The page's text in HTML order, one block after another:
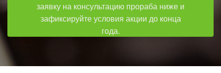
заявку на консультацию прораба ниже и
зафиксируйте условия акции до конца
года.